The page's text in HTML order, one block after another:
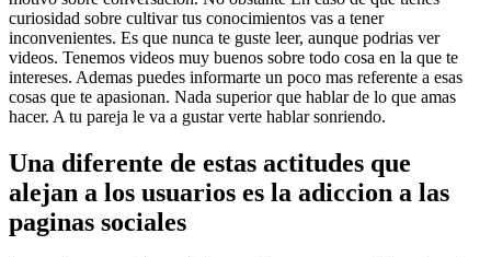
curiosidad sobre cultivar tus conocimientos vas a tener
inconvenientes. Es que nunca te guste leer, aunque podrias ver
videos. Tenemos videos muy buenos sobre todo cosa en la que te
intereses. Ademas puedes informarte un poco mas referente a esas
cosas que te apasionan. Nada superior que hablar de lo que amas
hacer. A tu pareja le va a gustar verte hablar sonriendo.
Una diferente de estas actitudes que
alejan a los usuarios es la adiccion a las
paginas sociales